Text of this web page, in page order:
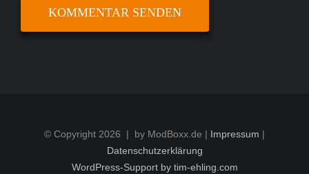
© Copyright 2026 | by ModBoxx.de | Impressum |
Datenschutzerklärung
WordPress-Support by tim-ehling.com